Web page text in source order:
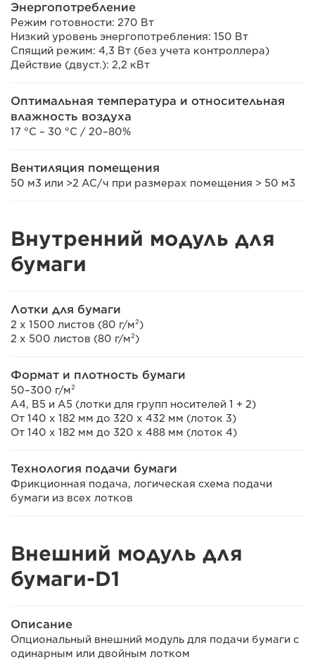
Энергопотребление
Режим готовности: 270 Вт
Низкий уровень энергопотребления: 150 Вт
Спящий режим: 4,3 Вт (без учета контроллера)
Действие (двуст.): 2,2 кВт
Оптимальная температура и относительная
влажность воздуха
17 °C – 30 °C / 20–80%
Вентиляция помещения
50 м3 или >2 AC/ч при размерах помещения > 50 м3
Внутренний модуль для
бумаги
Лотки для бумаги
2 x 1500 листов (80 г/м²)
2 x 500 листов (80 г/м²)
Формат и плотность бумаги
50–300 г/м²
A4, B5 и А5 (лотки для групп носителей 1 + 2)
От 140 x 182 мм до 320 x 432 мм (лоток 3)
От 140 x 182 мм до 320 x 488 мм (лоток 4)
Технология подачи бумаги
Фрикционная подача, логическая схема подачи
бумаги из всех лотков
Внешний модуль для
бумаги-D1
Описание
Опциональный внешний модуль для подачи бумаги с
одинарным или двойным лотком